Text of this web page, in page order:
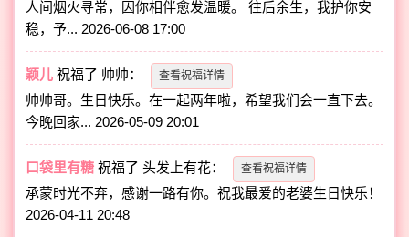
人间烟火寻常，因你相伴愈发温暖。 往后余生，我护你安
稳，予... 2026-06-08 17:00
颖儿 祝福了 帅帅： 查看祝福详情
帅帅哥。生日快乐。在一起两年啦，希望我们会一直下去。
今晚回家... 2026-05-09 20:01
口袋里有糖 祝福了头发上有花： 查看祝福详情
承蒙时光不弃，感谢一路有你。祝我最爱的老婆生日快乐！
2026-04-11 20:48